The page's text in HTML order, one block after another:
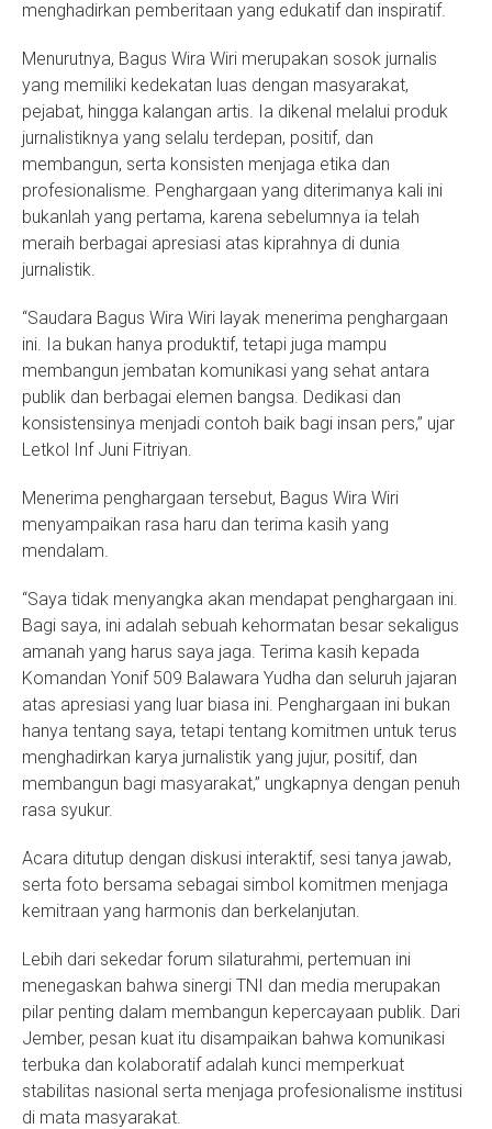
menghadirkan pemberitaan yang edukatif dan inspiratif.
Menurutnya, Bagus Wira Wiri merupakan sosok jurnalis
yang memiliki kedekatan luas dengan masyarakat,
pejabat, hingga kalangan artis. Ia dikenal melalui produk
jurnalistiknya yang selalu terdepan, positif, dan
membangun, serta konsisten menjaga etika dan
profesionalisme. Penghargaan yang diterimanya kali ini
bukanlah yang pertama, karena sebelumnya ia telah
meraih berbagai apresiasi atas kiprahnya di dunia
jurnalistik.
“Saudara Bagus Wira Wiri layak menerima penghargaan
ini. Ia bukan hanya produktif, tetapi juga mampu
membangun jembatan komunikasi yang sehat antara
publik dan berbagai elemen bangsa. Dedikasi dan
konsistensinya menjadi contoh baik bagi insan pers,” ujar
Letkol Inf Juni Fitriyan.
Menerima penghargaan tersebut, Bagus Wira Wiri
menyampaikan rasa haru dan terima kasih yang
mendalam.
“Saya tidak menyangka akan mendapat penghargaan ini.
Bagi saya, ini adalah sebuah kehormatan besar sekaligus
amanah yang harus saya jaga. Terima kasih kepada
Komandan Yonif 509 Balawara Yudha dan seluruh jajaran
atas apresiasi yang luar biasa ini. Penghargaan ini bukan
hanya tentang saya, tetapi tentang komitmen untuk terus
menghadirkan karya jurnalistik yang jujur, positif, dan
membangun bagi masyarakat,” ungkapnya dengan penuh
rasa syukur.
Acara ditutup dengan diskusi interaktif, sesi tanya jawab,
serta foto bersama sebagai simbol komitmen menjaga
kemitraan yang harmonis dan berkelanjutan.
Lebih dari sekedar forum silaturahmi, pertemuan ini
menegaskan bahwa sinergi TNI dan media merupakan
pilar penting dalam membangun kepercayaan publik. Dari
Jember, pesan kuat itu disampaikan bahwa komunikasi
terbuka dan kolaboratif adalah kunci memperkuat
stabilitas nasional serta menjaga profesionalisme institusi
di mata masyarakat.